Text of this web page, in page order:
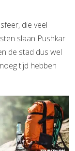
die veel
slaan Pushkar
de stad dus wel
tijd hebben